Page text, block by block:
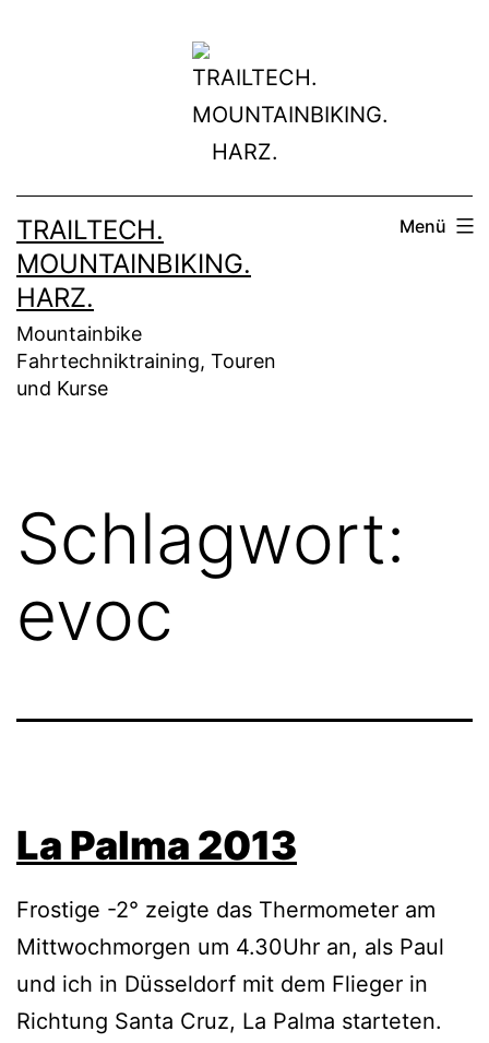
TRAILTECH.
MOUNTAINBIKING.
HARZ.
Mountainbike
Fahrtechniktraining, Touren
und Kurse
Menü
Schlagwort:
evoc
La Palma 2013
Frostige -2° zeigte das Thermometer am
Mittwochmorgen um 4.30Uhr an, als Paul
und ich in Düsseldorf mit dem Flieger in
Richtung Santa Cruz, La Palma starteten.